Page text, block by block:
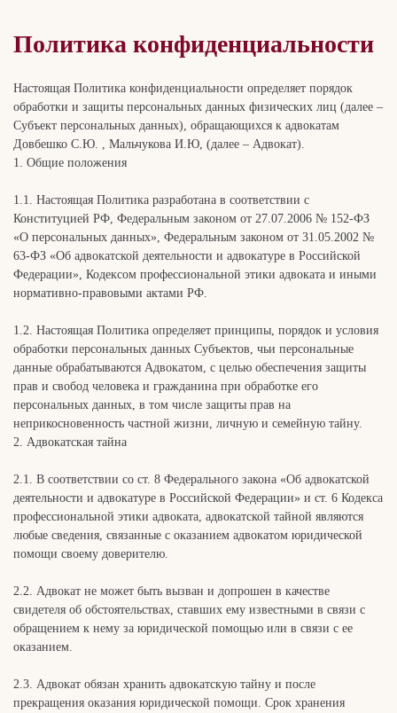
Политика конфиденциальности
Настоящая Политика конфиденциальности определяет порядок
обработки и защиты персональных данных физических лиц (далее –
Субъект персональных данных), обращающихся к адвокатам
Довбешко С.Ю. , Мальчукова И.Ю, (далее – Адвокат).
1. Общие положения
1.1. Настоящая Политика разработана в соответствии с
Конституцией РФ, Федеральным законом от 27.07.2006 № 152-ФЗ
«О персональных данных», Федеральным законом от 31.05.2002 №
63-ФЗ «Об адвокатской деятельности и адвокатуре в Российской
Федерации», Кодексом профессиональной этики адвоката и иными
нормативно-правовыми актами РФ.
1.2. Настоящая Политика определяет принципы, порядок и условия
обработки персональных данных Субъектов, чьи персональные
данные обрабатываются Адвокатом, с целью обеспечения защиты
прав и свобод человека и гражданина при обработке его
персональных данных, в том числе защиты прав на
неприкосновенность частной жизни, личную и семейную тайну.
2. Адвокатская тайна
2.1. В соответствии со ст. 8 Федерального закона «Об адвокатской
деятельности и адвокатуре в Российской Федерации» и ст. 6 Кодекса
профессиональной этики адвоката, адвокатской тайной являются
любые сведения, связанные с оказанием адвокатом юридической
помощи своему доверителю.
2.2. Адвокат не может быть вызван и допрошен в качестве
свидетеля об обстоятельствах, ставших ему известными в связи с
обращением к нему за юридической помощью или в связи с ее
оказанием.
2.3. Адвокат обязан хранить адвокатскую тайну и после
прекращения оказания юридической помощи. Срок хранения